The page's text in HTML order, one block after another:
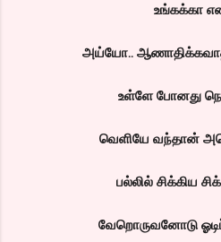
உங்கக்கா
அய்யோ..
உள்ளே போனது
வெளியே வந்தான்
பல்லில் சிக்கிய
வேறொருவனோடு